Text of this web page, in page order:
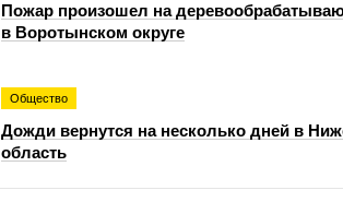
Пожар произошел на
в Воротынском округе
Общество
Дожди вернутся на несколько дней в
область